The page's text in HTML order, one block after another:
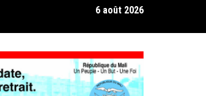
– MAROC : Un dialogue de haut niveau sur
6 août 2026